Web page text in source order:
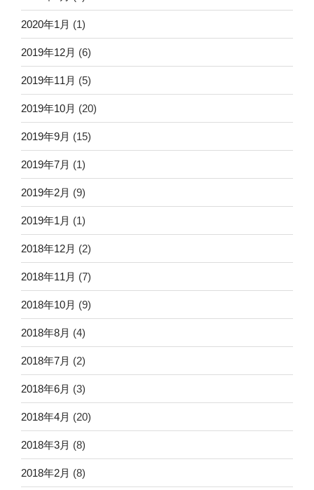
2020年1月 (1)
2019年12月 (6)
2019年11月 (5)
2019年10月 (20)
2019年9月 (15)
2019年7月 (1)
2019年2月 (9)
2019年1月 (1)
2018年12月 (2)
2018年11月 (7)
2018年10月 (9)
2018年8月 (4)
2018年7月 (2)
2018年6月 (3)
2018年4月 (20)
2018年3月 (8)
2018年2月 (8)